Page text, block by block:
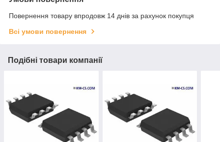
Повернення товару впродовж 14 днів за рахунок покупця
Всі умови повернення
Подібні товари компанії